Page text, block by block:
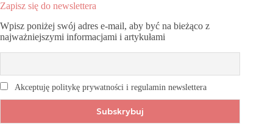
Zapisz się do newslettera
Wpisz poniżej swój adres e-mail, aby być na bieżąco z
najważniejszymi informacjami i artykułami
Akceptuję politykę prywatności i regulamin newslettera